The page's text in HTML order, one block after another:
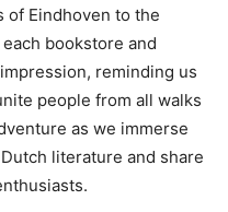
of Eindhoven to the
bookstore and
reminding us
⁢people from all walks
as we ⁣immerse
literature​ and ⁢share